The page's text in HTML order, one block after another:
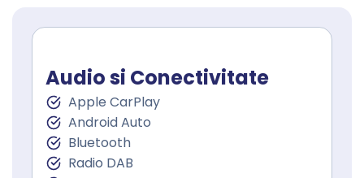
Audio si Conectivitate
Apple CarPlay
Android Auto
Bluetooth
Radio DAB